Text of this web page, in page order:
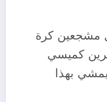
مشجعين كرة
كميسي
يمشي بهذا